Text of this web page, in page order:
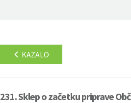
KAZALO
231. Sklep o začetku priprave